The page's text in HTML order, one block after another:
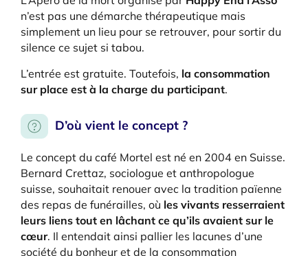
n’est pas une démarche thérapeutique mais
simplement un lieu pour se retrouver, pour sortir du
silence ce sujet si tabou.
L’entrée est gratuite. Toutefois, la consommation
sur place est à la charge du participant.
D’où vient le concept ?
Le concept du café Mortel est né en 2004 en Suisse.
Bernard Crettaz, sociologue et anthropologue
suisse, souhaitait renouer avec la tradition païenne
des repas de funérailles, où les vivants resserraient
leurs liens tout en lâchant ce qu’ils avaient sur le
cœur. Il entendait ainsi pallier les lacunes d’une
société du bonheur et de la consommation